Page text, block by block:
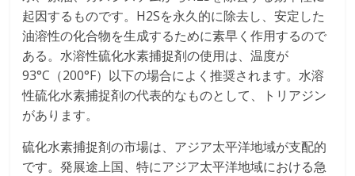
起因するものです。H2Sを永久的に除去し、安定した
油溶性の化合物を生成するために素早く作用するので
ある。水溶性硫化水素捕捉剤の使用は、温度が
93°C（200°F）以下の場合によく推奨されます。水溶
性硫化水素捕捉剤の代表的なものとして、トリアジン
があります。
硫化水素捕捉剤の市場は、アジア太平洋地域が支配的
です。発展途上国、特にアジア太平洋地域における急